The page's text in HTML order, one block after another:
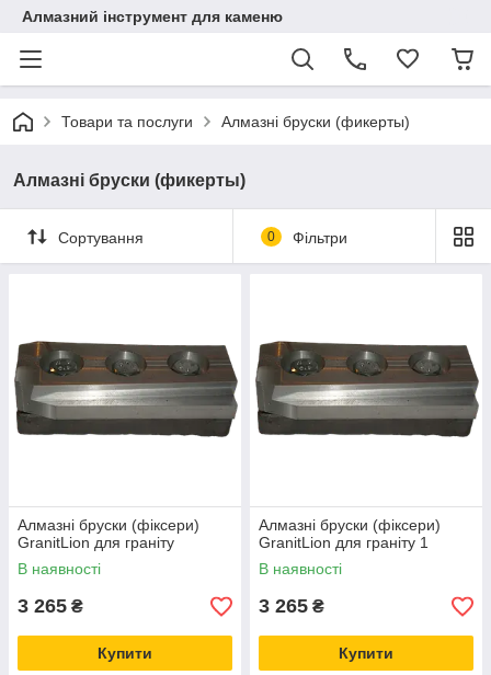
Алмазний інструмент для каменю
Товари та послуги Алмазні бруски (фикерты)
Алмазні бруски (фикерты)
Сортування 0 Фільтри
Алмазні бруски (фіксери)
GranitLion для граніту
В наявності
3 265 ₴
Купити
Алмазні бруски (фіксери)
GranitLion для граніту 1
В наявності
3 265 ₴
Купити